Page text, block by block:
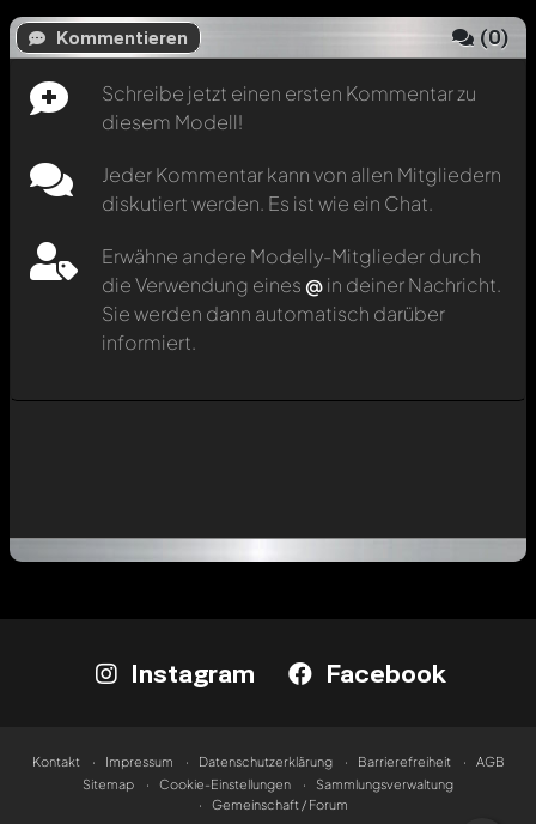
Kommentieren (0)
Schreibe jetzt einen ersten Kommentar zu
diesem Modell!
Jeder Kommentar kann von allen Mitgliedern
diskutiert werden. Es ist wie ein Chat.
Erwähne andere Modelly-Mitglieder durch
die Verwendung eines @in deiner Nachricht.
Sie werden dann automatisch darüber
informiert.
Instagram Facebook
Kontakt Impressum Datenschutzerklärung Barrierefreiheit
AGB
Sitemap
Cookie-Einstellungen
Sammlungsverwaltung
Gemeinschaft / Forum